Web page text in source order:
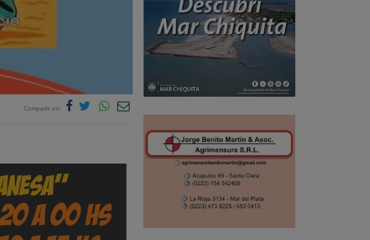
Compartir en: